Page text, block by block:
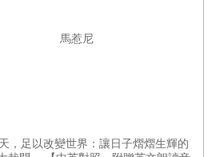
馬惹尼
，足以改變世界：讓日子熠熠生輝的